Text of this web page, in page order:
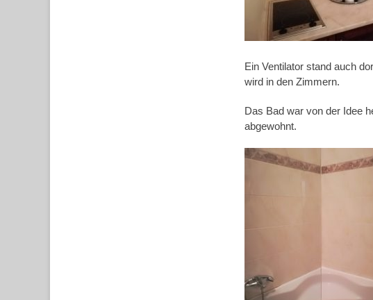
Ein Ventilator stand auch
wird in den Zimmern.
Das Bad war von der Idee
abgewohnt.